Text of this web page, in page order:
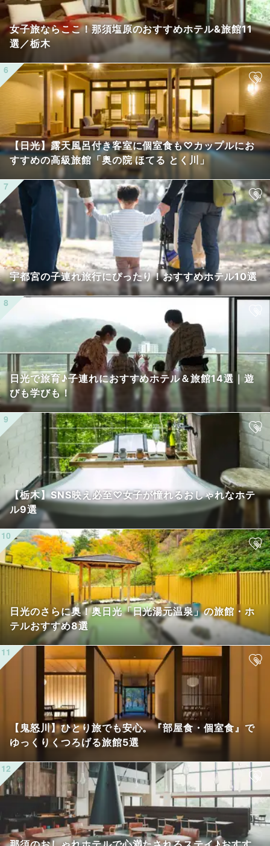
女子旅ならここ！那須塩原のおすすめホテル&旅館11
選／栃木
【日光】露天風呂付き客室に個室食も♡カップルにお
すすめの高級旅館「奥の院 ほてる とく川」
宇都宮の子連れ旅行にぴったり！おすすめホテル10選
日光で旅育♪子連れにおすすめホテル＆旅館14選｜遊
びも学びも！
【栃木】SNS映え必至♡女子が憧れるおしゃれなホテ
ル9選
日光のさらに奥！奥日光「日光湯元温泉」の旅館・ホ
テルおすすめ8選
【鬼怒川】ひとり旅でも安心。『部屋食・個室食』で
ゆっくりくつろげる旅館5選